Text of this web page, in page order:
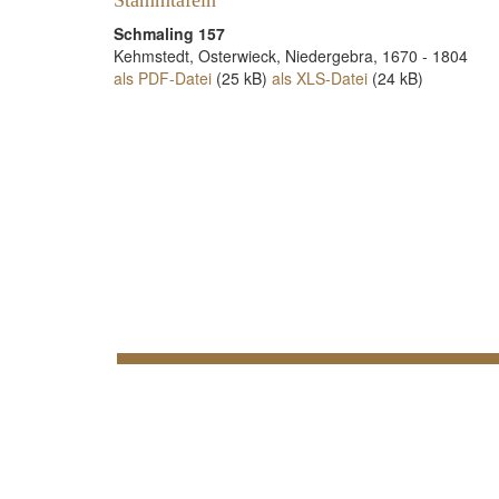
Schmaling 157
Kehmstedt, Osterwieck, Niedergebra, 1670 - 1804
als PDF-Datei (25 kB) als XLS-Datei (24 kB)